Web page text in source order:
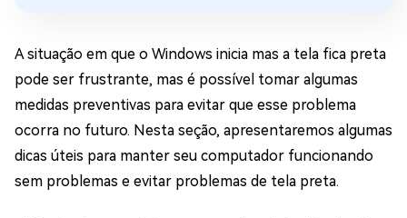
A situação em que o Windows inicia mas a tela fica preta
pode ser frustrante, mas é possível tomar algumas
medidas preventivas para evitar que esse problema
ocorra no futuro. Nesta seção, apresentaremos algumas
dicas úteis para manter seu computador funcionando
sem problemas e evitar problemas de tela preta.